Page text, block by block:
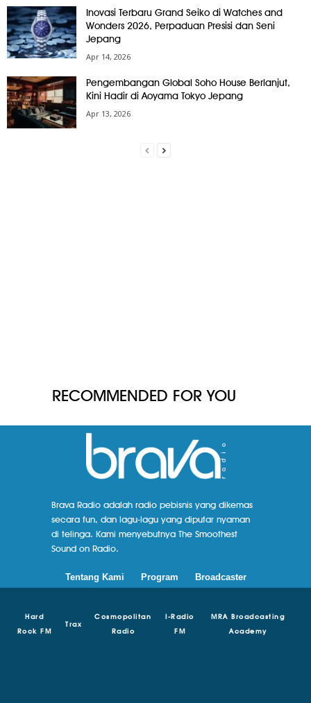
Inovasi Terbaru Grand Seiko di Watches and
Wonders 2026, Perpaduan Presisi dan Seni
Jepang
Apr 14, 2026
Pengembangan Global Soho House Berlanjut,
Kini Hadir di Aoyama Tokyo Jepang
Apr 13, 2026
RECOMMENDED FOR YOU
Brava Radio adalah radio pebisnis yang dikemas
secara fun, dan lagu-lagu yang diputar nyaman
di telinga. Kami menyebutnya The Smoothest
Sound on Radio.
Tentang Kami Program Broadcaster
Hard
Rock FM
Trax
Cosmopolitan
Radio
I-Radio
FM
MRA Broadcasting
Academy